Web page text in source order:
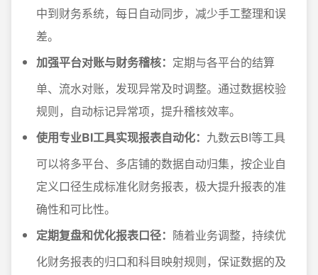
中到财务系统，每日自动同步，减少手工整理和误
差。
加强平台对账与财务稽核： 定期与各平台的结算
单、流水对账，发现异常及时调整。通过数据校验
规则，自动标记异常项，提升稽核效率。
使用专业BI工具实现报表自动化： 九数云BI等工具
可以将多平台、多店铺的数据自动归集，按企业自
定义口径生成标准化财务报表，极大提升报表的准
确性和可比性。
定期复盘和优化报表口径： 随着业务调整，持续优
化财务报表的归口和科目映射规则，保证数据的及